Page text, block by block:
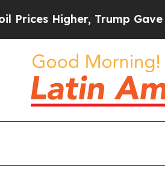
Politically Connected